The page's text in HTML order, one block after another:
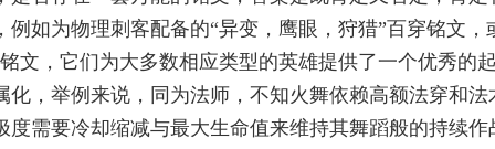
例如为物理刺客配备的“异变，鹰眼，狩猎”百穿铭文，
文，它们为大多数相应类型的英雄提供了一个优秀的
化，举例来说，同为法师，不知火舞依赖高额法穿和法
度需要冷却缩减与最大生命值来维持其舞蹈般的持续作